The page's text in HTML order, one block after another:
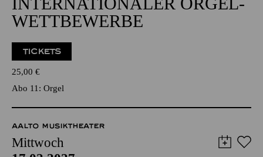
ORGEL
PREISTRÄGER*­INNEN
INTER­NATIONALER ORGEL­
WETT­BEWERBE
TICKETS
25,00€
Abo 11: Orgel